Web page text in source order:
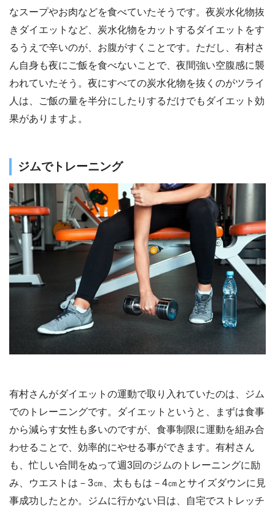
なスープやお肉などを食べていたそうです。夜炭水化物抜
きダイエットなど、炭水化物をカットするダイエットをす
るうえで辛いのが、お腹がすくことです。ただし、有村さ
ん自身も夜にご飯を食べないことで、夜間強い空腹感に襲
われていたそう。夜にすべての炭水化物を抜くのがツライ
人は、ご飯の量を半分にしたりするだけでもダイエット効
果がありますよ。
ジムでトレーニング
有村さんがダイエットの運動で取り入れていたのは、ジム
でのトレーニングです。ダイエットというと、まずは食事
から減らす女性も多いのですが、食事制限に運動を組み合
わせることで、効率的にやせる事ができます。有村さん
も、忙しい合間をぬって週3回のジムのトレーニングに励
み、ウエストは－3㎝、太ももは－4㎝とサイズダウンに見
事成功したとか。ジムに行かない日は、自宅でストレッチ